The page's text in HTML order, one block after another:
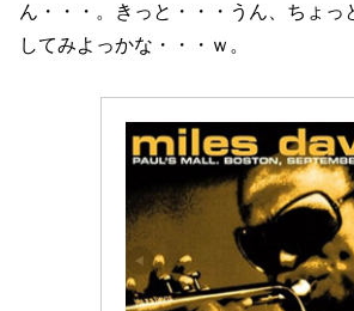
ん・・・。きっと・・・うん、ちょっ
してみよっかな・・・ｗ。